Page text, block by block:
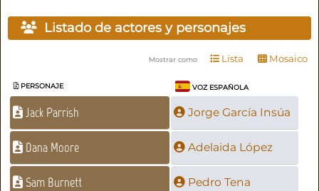
Listado de actores y personajes
Mostrar como Lista Mosaico
PERSONAJE VOZ ESPAÑOLA
Jack Parrish Jorge García Insúa
Dana Moore Adelaida López
Sam Burnett Pedro Tena